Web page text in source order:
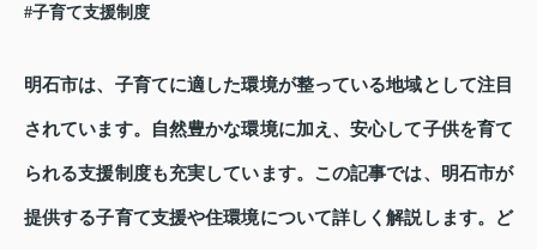
#子育て支援制度
明石市は、子育てに適した環境が整っている地域として注目
されています。自然豊かな環境に加え、安心して子供を育て
られる支援制度も充実しています。この記事では、明石市が
提供する子育て支援や住環境について詳しく解説します。ど